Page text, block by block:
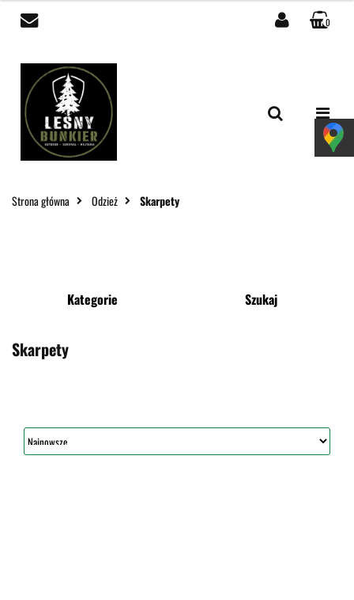
Dodaj zgłoszenie
0
Strona główna Odzież Skarpety
Kategorie Szukaj
Skarpety